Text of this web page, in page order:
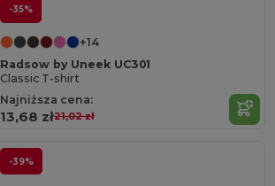
-35%
+14
Radsow by Uneek UC301
Classic T-shirt
Najniższa cena:
13,68 zł21,02 zł
-39%